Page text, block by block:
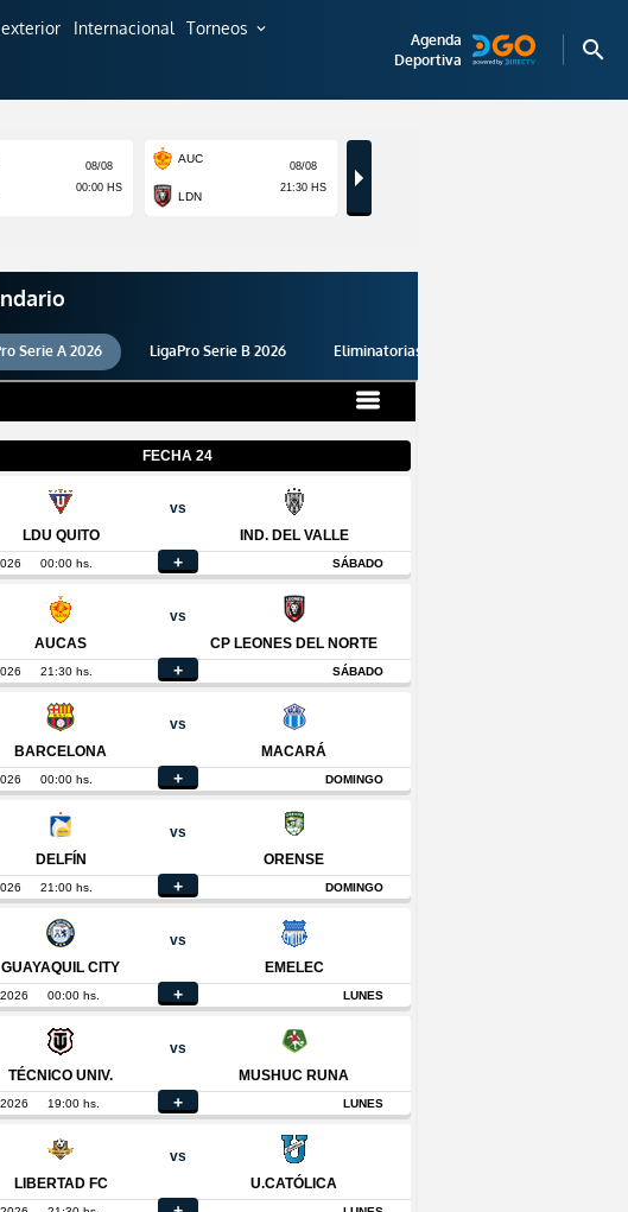
Internacional Torneos expand_more
Agenda
Deportiva
search
Serie A 2026 LigaPro Serie B 2026 Eliminatorias 2026